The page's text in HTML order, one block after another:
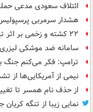
ائتلاف سعودی مدعی
هشدار سرمربی
۲۲ کشته و زخمی بر اثر تیراندازی در یک مدرسه در تایلند+ فیلم
سامانه ضد موشکی
ترامپ: فکر می‌کنم جنگ
نیمی از آمریکایی‌ها از
از حذف نام همسر تا
نمایی زیبا از تنگه